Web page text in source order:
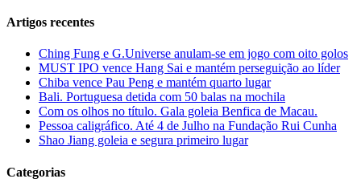
Artigos recentes
Ching Fung e G.Universe anulam-se em jogo com oito golos
MUST IPO vence Hang Sai e mantém perseguição ao líder
Chiba vence Pau Peng e mantém quarto lugar
Bali. Portuguesa detida com 50 balas na mochila
Com os olhos no título. Gala goleia Benfica de Macau.
Pessoa caligráfico. Até 4 de Julho na Fundação Rui Cunha
Shao Jiang goleia e segura primeiro lugar
Categorias